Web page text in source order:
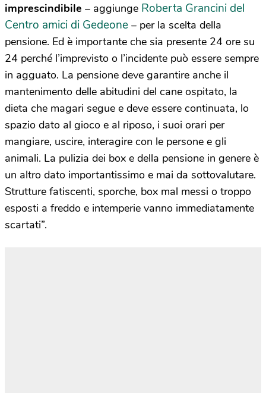
imprescindibile – aggiunge Roberta Grancini del
Centro amici di Gedeone – per la scelta della
pensione. Ed è importante che sia presente 24 ore su
24 perché l’imprevisto o l’incidente può essere sempre
in agguato. La pensione deve garantire anche il
mantenimento delle abitudini del cane ospitato, la
dieta che magari segue e deve essere continuata, lo
spazio dato al gioco e al riposo, i suoi orari per
mangiare, uscire, interagire con le persone e gli
animali. La pulizia dei box e della pensione in genere è
un altro dato importantissimo e mai da sottovalutare.
Strutture fatiscenti, sporche, box mal messi o troppo
esposti a freddo e intemperie vanno immediatamente
scartati”.